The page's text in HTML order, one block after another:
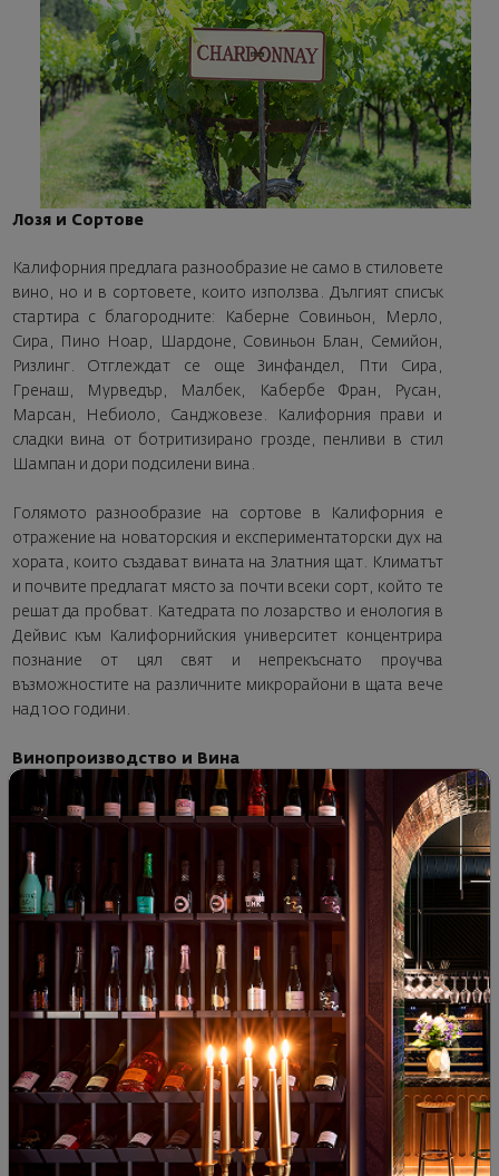
Лозя и Сортове
Калифорния предлага разнообразие не само в стиловете
вино, но и в сортовете, които използва. Дългият списък
стартира с благородните: Каберне Совиньон, Мерло,
Сира, Пино Ноар, Шардоне, Совиньон Блан, Семийон,
Ризлинг. Отглеждат се още Зинфандел, Пти Сира,
Гренаш, Mурведър, Mалбек, Кабербе Фрaн, Русан,
Mарсан, Небиоло, Санджовезе. Калифорния прави и
сладки вина от ботритизирано грозде, пенливи в стил
Шампан и дори подсилени вина.
Голямото разнообразие на сортове в Калифорния е
отражение на новаторския и експериментаторски дух на
хората, които създават вината на Златния щат. Климатът
и почвите предлагат място за почти всеки сорт, който те
решат да пробват. Катедрата по лозарство и енология в
Дейвис към Калифорнийския университет концентрира
познание от цял свят и непрекъснато проучва
възможностите на различните микрорайони в щата вече
над 100 години.
Винопроизводство и Вина
Топлият в голямата си част климат наНовия свят
позволява на много винари да използват добре узрели
плодове с по-наситени плодови аромати и вкусове, в
сравнение с по-разпространените в
Стария свят
земни и
минерални нюанси. Натрупват се повече захари в
зърната и дългият сезон позволява оптимално фенолно
узряване. Много калифорнийски вина имат алкохолно
съдържание над 13,5%.
Стилът на калифорнийското Шардоне се различава от
вината на Шабли. Калифорнийците предпочитат да
използват малолактична ферментация и отлежаване в
бъчви от американски дъб, за да правят вина с мекота и
плътност, пълни с вкус.